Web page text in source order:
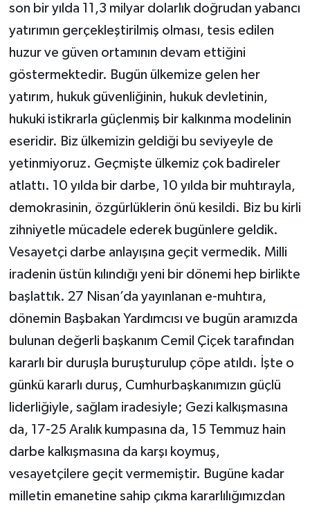
son bir yılda 11,3 milyar dolarlık doğrudan yabancı
yatırımın gerçekleştirilmiş olması, tesis edilen
huzur ve güven ortamının devam ettiğini
göstermektedir. Bugün ülkemize gelen her
yatırım, hukuk güvenliğinin, hukuk devletinin,
hukuki istikrarla güçlenmiş bir kalkınma modelinin
eseridir. Biz ülkemizin geldiği bu seviyeyle de
yetinmiyoruz. Geçmişte ülkemiz çok badireler
atlattı. 10 yılda bir darbe, 10 yılda bir muhtırayla,
demokrasinin, özgürlüklerin önü kesildi. Biz bu kirli
zihniyetle mücadele ederek bugünlere geldik.
Vesayetçi darbe anlayışına geçit vermedik. Milli
iradenin üstün kılındığı yeni bir dönemi hep birlikte
başlattık. 27 Nisan’da yayınlanan e-muhtıra,
dönemin Başbakan Yardımcısı ve bugün aramızda
bulunan değerli başkanım Cemil Çiçek tarafından
kararlı bir duruşla buruşturulup çöpe atıldı. İşte o
günkü kararlı duruş, Cumhurbaşkanımızın güçlü
liderliğiyle, sağlam iradesiyle; Gezi kalkışmasına
da, 17-25 Aralık kumpasına da, 15 Temmuz hain
darbe kalkışmasına da karşı koymuş,
vesayetçilere geçit vermemiştir. Bugüne kadar
milletin emanetine sahip çıkma kararlılığımızdan